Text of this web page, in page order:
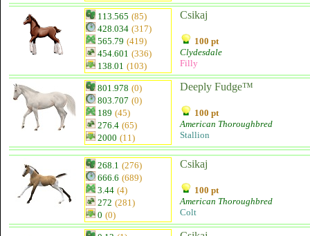
113.565 (85)
428.034 (317)
565.79 (419)
454.601 (336)
138.01 (103)
Csikaj
100 pt
Clydesdale
Filly
801.978 (0)
803.707 (0)
189 (45)
276.4 (65)
2000 (11)
Deeply Fudge™
100 pt
American Thoroughbred
Stallion
268.1 (276)
666.6 (689)
3.44 (4)
272 (281)
0 (0)
Csikaj
100 pt
American Thoroughbred
Colt